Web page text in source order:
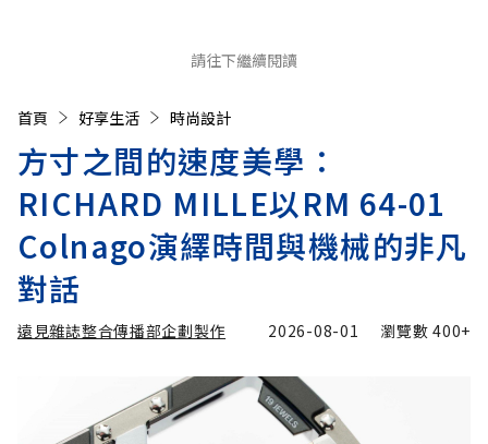
請往下繼續閱讀
首頁 好享生活 時尚設計
方寸之間的速度美學：
RICHARD MILLE以RM 64-01
Colnago演繹時間與機械的非凡
對話
遠見雜誌整合傳播部企劃製作 2026-08-01 瀏覽數400+